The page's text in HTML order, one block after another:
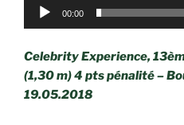
00:00
Celebrity Experience,
(1,30 m) 4 pts pénalité –
19.05.2018